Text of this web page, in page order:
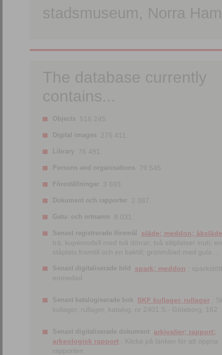
stadsmuseum, Norra
The database currently
contains...
Objects 516 245.
Digital images 275 411.
Library 76 491.
Persons and organisations 79 545.
Föreställningar 3 693.
Dokument och rapporter 2 387.
Gatu- och ortnamn 8 031.
Senast registrerade föremål
släde; meddon; åksläde
trä; kupémodell med två dörrar; två sittplatser inuti; en
ståplats framtill och en baktill; grönmålad med gula ...
Senast digitaliserade bild spark; meddon ;
enmedad
Senast katalogiserade bok SKF kullager, rullager ;
kullager, rullager, katalog. nr 2401 S.- Göteborg, 162
Senast digitaliserade dokument arkivalier; rapport;
arkeologisk rapport ; Klicka på länken för att öppna
rapporten